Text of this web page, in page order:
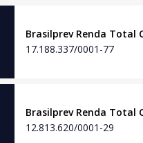
Brasilprev Renda Total
17.188.337/0001-77
Brasilprev Renda Total
12.813.620/0001-29